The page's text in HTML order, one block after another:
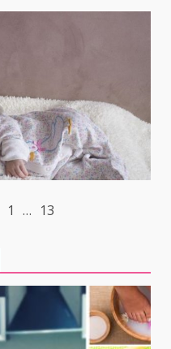
1 … 13